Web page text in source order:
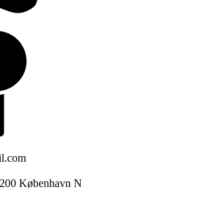
København N